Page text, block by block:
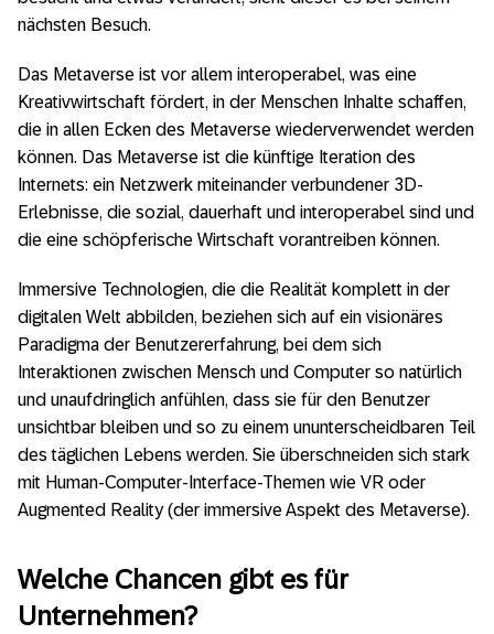
nächsten Besuch.
Das Metaverse ist vor allem interoperabel, was eine
Kreativwirtschaft fördert, in der Menschen Inhalte schaffen,
die in allen Ecken des Metaverse wiederverwendet werden
können. Das Metaverse ist die künftige Iteration des
Internets: ein Netzwerk miteinander verbundener 3D-
Erlebnisse, die sozial, dauerhaft und interoperabel sind und
die eine schöpferische Wirtschaft vorantreiben können.
Immersive Technologien, die die Realität komplett in der
digitalen Welt abbilden, beziehen sich auf ein visionäres
Paradigma der Benutzererfahrung, bei dem sich
Interaktionen zwischen Mensch und Computer so natürlich
und unaufdringlich anfühlen, dass sie für den Benutzer
unsichtbar bleiben und so zu einem ununterscheidbaren Teil
des täglichen Lebens werden. Sie überschneiden sich stark
mit Human-Computer-Interface-Themen wie VR oder
Augmented Reality (der immersive Aspekt des Metaverse).
Welche Chancen gibt es für
Unternehmen?